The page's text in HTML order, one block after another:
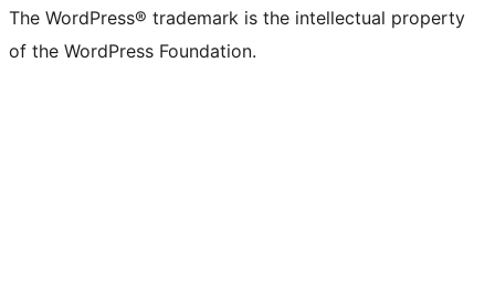
The WordPress® trademark is the intellectual property
of the WordPress Foundation.